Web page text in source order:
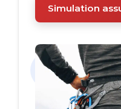
Simulation